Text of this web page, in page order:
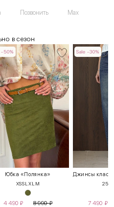
Позвонить Max
в сезон
-50%
Юбка «Полянка»
XSSL XL М
4 490 ₽ 8 990₽
Sale -30%
25
7 490 ₽